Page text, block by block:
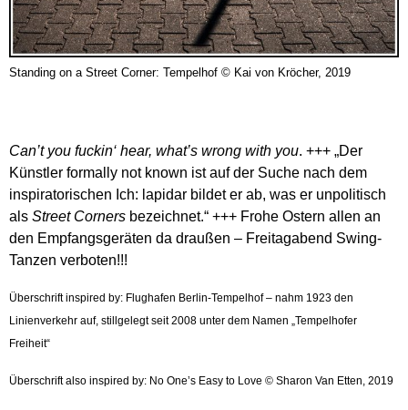
Standing on a Street Corner: Tempelhof © Kai von Kröcher, 2019
Can’t you fuckin‘ hear, what’s wrong with you. +++ „Der
Künstler formally not known ist auf der Suche nach dem
inspiratorischen Ich: lapidar bildet er ab, was er unpolitisch
als Street Corners bezeichnet.“ +++ Frohe Ostern allen an
den Empfangsgeräten da draußen – Freitagabend Swing-
Tanzen verboten!!!
Überschrift inspired by: Flughafen Berlin-Tempelhof – nahm 1923 den
Linienverkehr auf, stillgelegt seit 2008 unter dem Namen „Tempelhofer
Freiheit“
Überschrift also inspired by: No One’s Easy to Love © Sharon Van Etten, 2019